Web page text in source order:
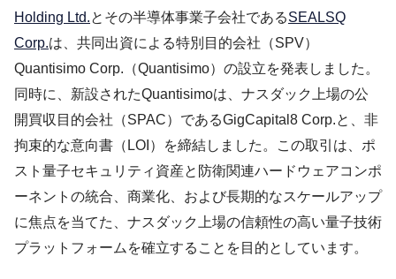
Holding Ltd.とその半導体事業子会社であるSEALSQ
Corp.は、共同出資による特別目的会社（SPV）
Quantisimo Corp.（Quantisimo）の設立を発表しました。
同時に、新設されたQuantisimoは、ナスダック上場の公
開買収目的会社（SPAC）であるGigCapital8 Corp.と、非
拘束的な意向書（LOI）を締結しました。この取引は、ポ
スト量子セキュリティ資産と防衛関連ハードウェアコンポ
ーネントの統合、商業化、および長期的なスケールアップ
に焦点を当てた、ナスダック上場の信頼性の高い量子技術
プラットフォームを確立することを目的としています。